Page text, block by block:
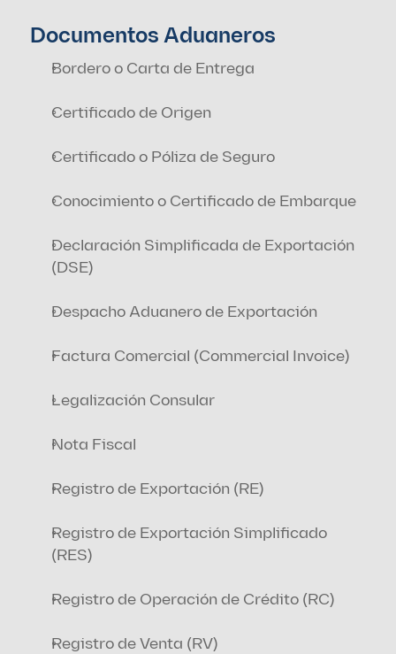
Documentos Aduaneros
Bordero o Carta de Entrega
Certificado de Origen
Certificado o Póliza de Seguro
Conocimiento o Certificado de Embarque
Declaración Simplificada de Exportación
(DSE)
Despacho Aduanero de Exportación
Factura Comercial (Commercial Invoice)
Legalización Consular
Nota Fiscal
Registro de Exportación (RE)
Registro de Exportación Simplificado
(RES)
Registro de Operación de Crédito (RC)
Registro de Venta (RV)